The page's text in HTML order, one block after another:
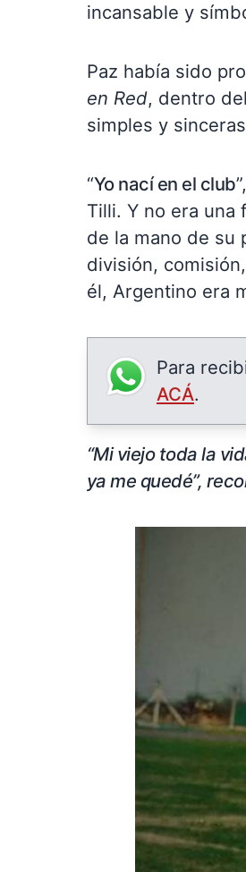
incansable y
Paz había sido
en Red, dentro
simples y
“Yo nací en el club
Tilli. Y no era una
de la mano de su
división,
él, Argentino era
Para
ACÁ.
“Mi viejo toda la
ya me quedé”,